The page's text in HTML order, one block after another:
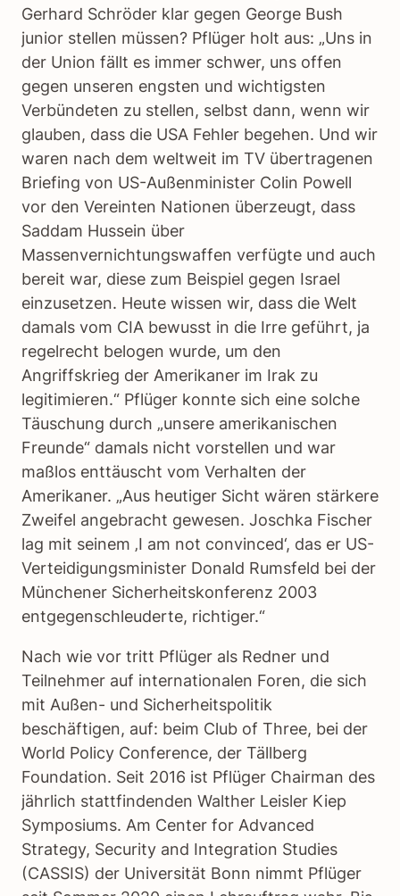
Gerhard Schröder klar gegen George Bush
junior stellen müssen? Pflüger holt aus: „Uns in
der Union fällt es immer schwer, uns offen
gegen unseren engsten und wichtigsten
Verbündeten zu stellen, selbst dann, wenn wir
glauben, dass die USA Fehler begehen. Und wir
waren nach dem weltweit im TV übertragenen
Briefing von US-Außenminister Colin Powell
vor den Vereinten Nationen überzeugt, dass
Saddam Hussein über
Massenvernichtungswaffen verfügte und auch
bereit war, diese zum Beispiel gegen Israel
einzusetzen. Heute wissen wir, dass die Welt
damals vom CIA bewusst in die Irre geführt, ja
regelrecht belogen wurde, um den
Angriffskrieg der Amerikaner im Irak zu
legitimieren.“ Pflüger konnte sich eine solche
Täuschung durch „unsere amerikanischen
Freunde“ damals nicht vorstellen und war
maßlos enttäuscht vom Verhalten der
Amerikaner. „Aus heutiger Sicht wären stärkere
Zweifel angebracht gewesen. Joschka Fischer
lag mit seinem ‚I am not convinced‘, das er US-
Verteidigungsminister Donald Rumsfeld bei der
Münchener Sicherheitskonferenz 2003
entgegenschleuderte, richtiger.“
Nach wie vor tritt Pflüger als Redner und
Teilnehmer auf internationalen Foren, die sich
mit Außen- und Sicherheitspolitik
beschäftigen, auf: beim Club of Three, bei der
World Policy Conference, der Tällberg
Foundation. Seit 2016 ist Pflüger Chairman des
jährlich stattfindenden Walther Leisler Kiep
Symposiums. Am Center for Advanced
Strategy, Security and Integration Studies
(CASSIS) der Universität Bonn nimmt Pflüger